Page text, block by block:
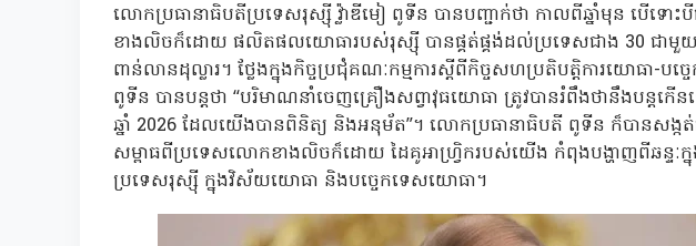
លោកប្រធានាធិបតីប្រទេសរុស្ស៊ី វ្ល៉ាឌីមៀ ពូទីន បានបញ្ជាក់ថា កាលពីឆ្នាំមុន បើទោ
ខាងលិចក៏ដោយ ផលិតផលយោធារបស់រុស្ស៊ី បានផ្គត់ផ្គង់ដល់ប្រទេសជាង 30 ជា
ពាន់លានដុល្លារ។ ថ្លែងក្នុងកិច្ចប្រជុំគណៈកម្មការស្តីពីកិច្ចសហប្រតិបត្តិការយោធា-ប
ពូទីន បានបន្តថា “បរិមាណនាំចេញគ្រឿងសព្វាវុធយោធា ត្រូវបានរំពឹងថានឹងបន្តកើ
ឆ្នាំ 2026 ដែលយើងបានពិនិត្យ និងអនុម័ត”។ លោកប្រធានាធិបតី ពូទីន ក៏បានសង្កត់
សម្ពាធពីប្រទេសលោកខាងលិចក៏ដោយ ដៃគូអាហ្វ្រិករបស់យើង កំពុងបង្ហាញពីឆន្ទៈក្
ប្រទេសរុស្ស៊ី ក្នុងវិស័យយោធា និងបច្ចេកទេសយោធា។